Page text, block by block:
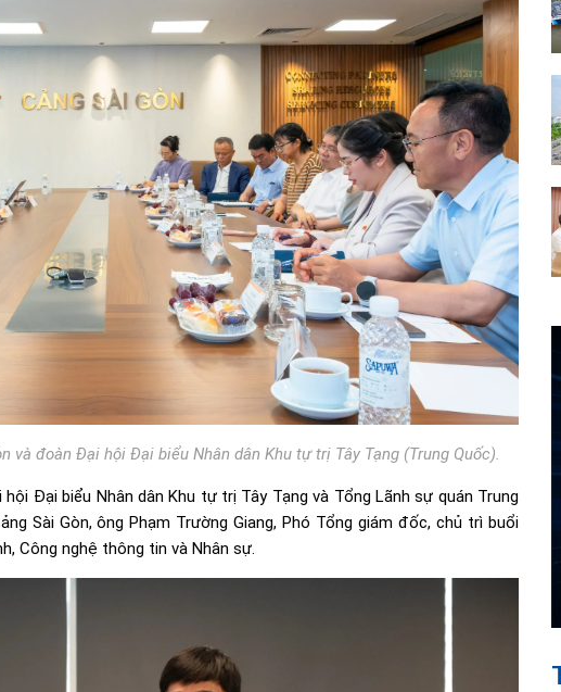
và đoàn Đại hội Đại biểu Nhân dân Khu tự trị Tây Tạng (Trung Quốc).
Đại biểu Nhân dân Khu tự trị Tây Tạng và Tổng Lãnh sự quán Trung
Sài Gòn, ông Phạm Trường Giang, Phó Tổng giám đốc, chủ trì buổi
Công nghệ thông tin và Nhân sự.